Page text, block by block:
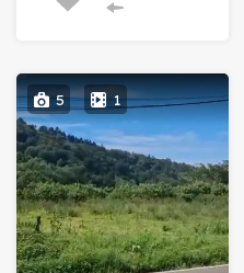
5 1